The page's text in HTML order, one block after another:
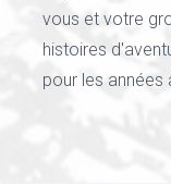
vous et votre
histoires
pour les années